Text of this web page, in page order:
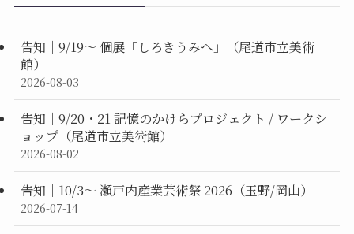
告知｜9/19〜 個展「しろきうみへ」（尾道市立美術
館）
2026-08-03
告知｜9/20・21 記憶のかけらプロジェクト / ワークシ
ョップ（尾道市立美術館）
2026-08-02
告知｜10/3〜 瀬戸内産業芸術祭 2026（玉野/岡山）
2026-07-14